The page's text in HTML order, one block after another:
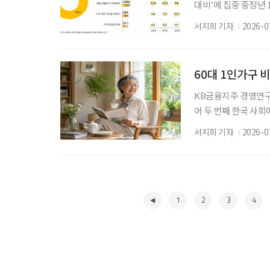
대비’에 집중 중장
나타났다. KB금융
만족도 가운데 가장
서지희 기자 2026-
60대 1인가구
KB금융지주 경영연
어 두 번째 한국 사회
최근 6년 사이 10%
인가구 관점에서
서지희 기자 2026-
1 2 3 4